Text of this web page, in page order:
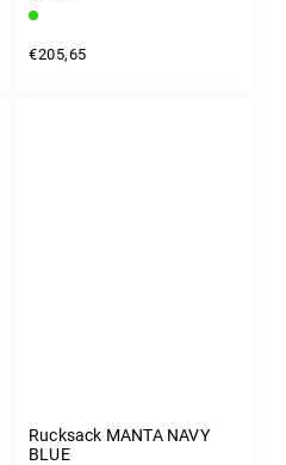
€205,65
Rucksack MANTA NAVY
BLUE